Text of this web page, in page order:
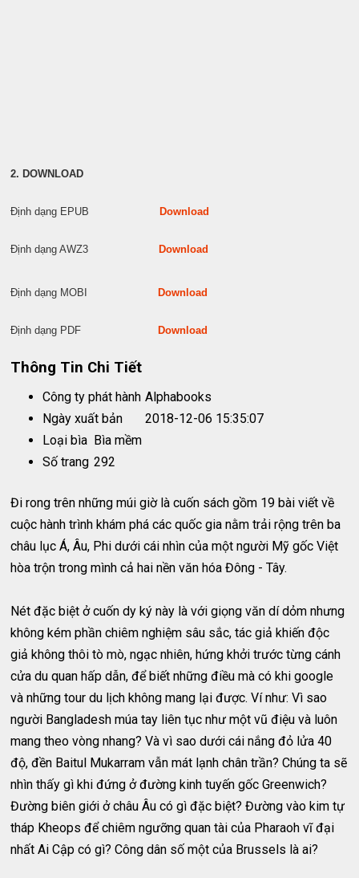
2. DOWNLOAD
Định dạng EPUB Download
Định dạng AWZ3 Download
Định dạng MOBI Download
Định dạng PDF Download
Thông Tin Chi Tiết
Công ty phát hành Alphabooks
Ngày xuất bản
2018-12-06 15:35:07
Loại bìa Bìa mềm
Số trang 292
Đi rong trên những múi giờ là cuốn sách gồm 19 bài viết về
cuộc hành trình khám phá các quốc gia nằm trải rộng trên ba
châu lục Á, Âu, Phi dưới cái nhìn của một người Mỹ gốc Việt
hòa trộn trong mình cả hai nền văn hóa Đông - Tây.
Nét đặc biệt ở cuốn dy ký này là với giọng văn dí dỏm nhưng
không kém phần chiêm nghiệm sâu sắc, tác giả khiến độc
giả không thôi tò mò, ngạc nhiên, hứng khởi trước từng cánh
cửa du quan hấp dẫn, để biết những điều mà có khi google
và những tour du lịch không mang lại được. Ví như: Vì sao
người Bangladesh múa tay liên tục như một vũ điệu và luôn
mang theo vòng nhang? Và vì sao dưới cái nắng đỏ lửa 40
độ, đền Baitul Mukarram vẫn mát lạnh chân trần? Chúng ta sẽ
nhìn thấy gì khi đứng ở đường kinh tuyến gốc Greenwich?
Đường biên giới ở châu Âu có gì đặc biệt? Đường vào kim tự
tháp Kheops để chiêm ngưỡng quan tài của Pharaoh vĩ đại
nhất Ai Cập có gì? Công dân số một của Brussels là ai?